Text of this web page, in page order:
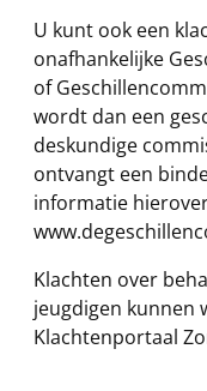
U kunt ook een
onafhankelijke
of
wordt dan een
deskundige
ontvangt een
informatie
Klachten over
jeugdigen kunnen
Klachtenportaal